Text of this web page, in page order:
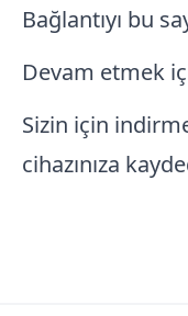
Bağlantıyı bu
Devam etmek
Sizin için
cihazınıza